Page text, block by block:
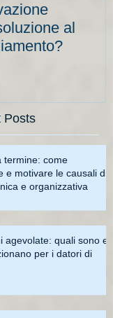
al
Posts
termine: come
e motivare le causali di
e organizzativa
agevolate: quali sono e
per i datori di